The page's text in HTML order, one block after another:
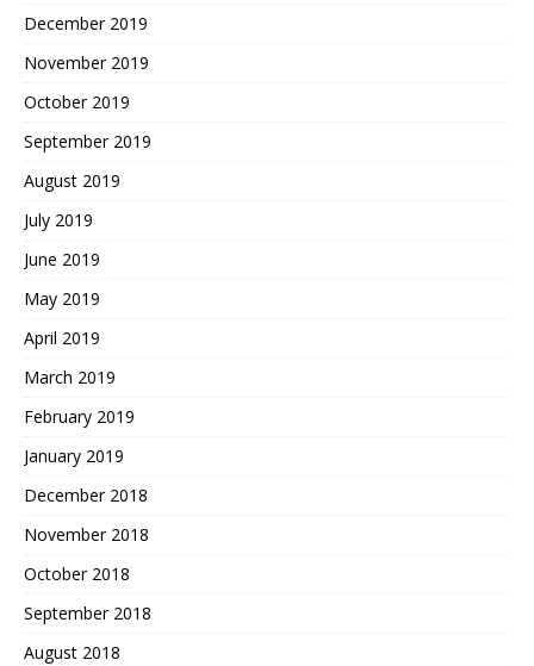
December 2019
November 2019
October 2019
September 2019
August 2019
July 2019
June 2019
May 2019
April 2019
March 2019
February 2019
January 2019
December 2018
November 2018
October 2018
September 2018
August 2018